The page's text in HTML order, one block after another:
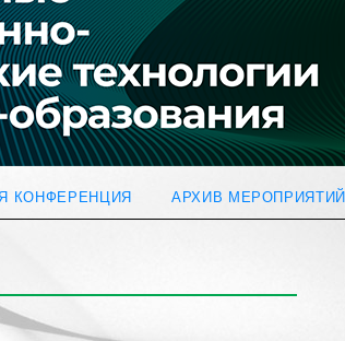
КОНФЕРЕНЦИЯ АРХИВ МЕРОПРИЯТИЙ